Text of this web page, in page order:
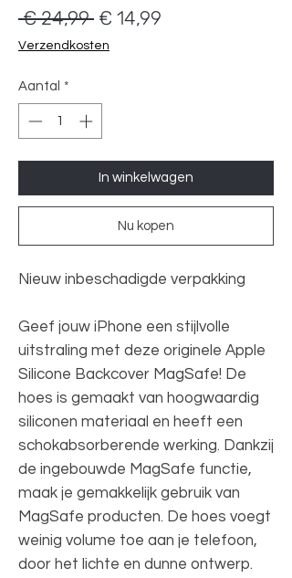
€ 24,99 Normale
prijs
€ 14,99
Verzendkosten
Aantal *
In winkelwagen
Nu kopen
Nieuw inbeschadigde verpakking
Geef jouw iPhone een stijlvolle
uitstraling met deze originele Apple
Silicone Backcover MagSafe! De
hoes is gemaakt van hoogwaardig
siliconen materiaal en heeft een
schokabsorberende werking. Dankzij
de ingebouwde MagSafe functie,
maak je gemakkelijk gebruik van
MagSafe producten. De hoes voegt
weinig volume toe aan je telefoon,
door het lichte en dunne ontwerp.